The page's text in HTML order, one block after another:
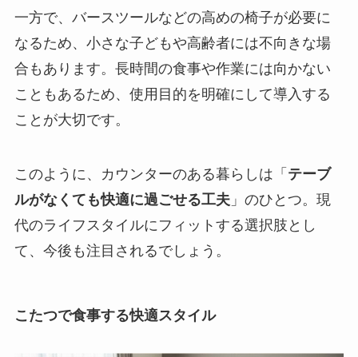
一方で、バースツールなどの高めの椅子が必要に
なるため、小さな子どもや高齢者には不向きな場
合もあります。長時間の食事や作業には向かない
こともあるため、使用目的を明確にして導入する
ことが大切です。
このように、カウンターのある暮らしは「 テーブ
ルがなくても快適に過ごせる工夫」のひとつ。現
代のライフスタイルにフィットする選択肢とし
て、今後も注目されるでしょう。
こたつで食事する快適スタイル